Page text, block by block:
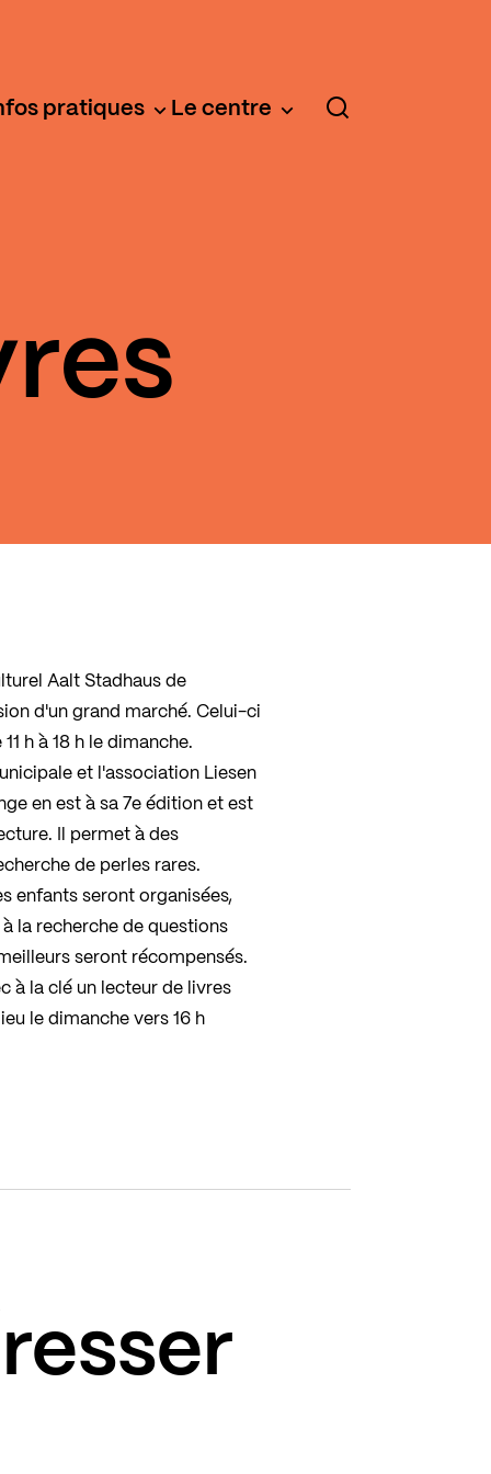
pratiques Le centre
Aalt Stadhaus de
d'un grand marché. Celui-ci
h à 18 h le dimanche.
et l'association Liesen
en est à sa 7e édition et est
Il permet à des
de perles rares.
enfants seront organisées,
la recherche de questions
seront récompensés.
à la clé un lecteur de livres
le dimanche vers 16 h